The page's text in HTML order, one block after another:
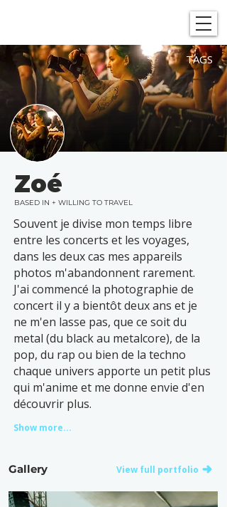
TAGS
Zoé
BASED IN + WILLING TO TRAVEL
Souvent je divise mon temps libre
entre les concerts et les voyages,
dans les deux cas mes appareils
photos m'abandonnent rarement.
J'ai commencé la photographie de
concert il y a bientôt deux ans et je
ne m'en lasse pas, que ce soit du
metal (du black au metalcore), de la
pop, du rap ou bien de la techno
chaque univers apporte un petit plus
qui m'anime et me donne envie d'en
découvrir plus.
Show more...
Gallery View full portfolio